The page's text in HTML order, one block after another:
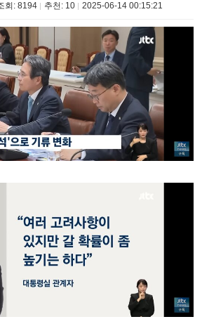
회: 8194 추천: 10 2025-06-14 00:15:21